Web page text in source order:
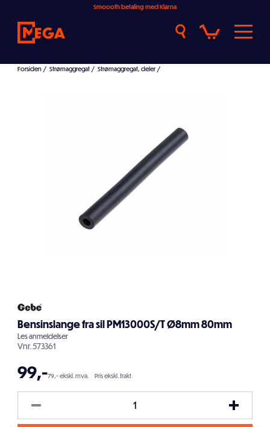
Smoooth betaling med Klarna
Forsiden / Strømaggregat / Strømaggregat, deler /
Bensinslange fra sil PM13000S/T Ø8mm 80mm
Lesanmeldelser
Vnr.573361
99,-79,- ekskl. mva. Pris ekskl. frakt